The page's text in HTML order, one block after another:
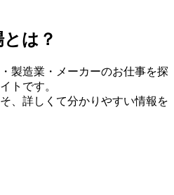
は？
製造業・メーカーのお仕事を探
トです。
、詳しくて分かりやすい情報を